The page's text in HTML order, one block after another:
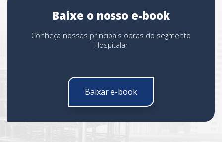
Baixe o nosso e-book
Conheça nossas principais obras do segmento
Hospitalar
Baixar e-book